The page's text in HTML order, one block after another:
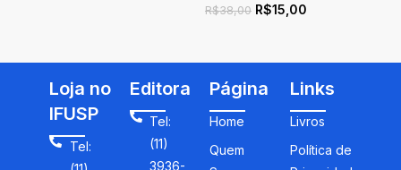
ano Internacional da luz
R$38,00 R$15,00
Loja no
IFUSP
Tel:
Editora
Tel:
(11)
3936-
Página
Home
Quem
Links
Livros
Política de